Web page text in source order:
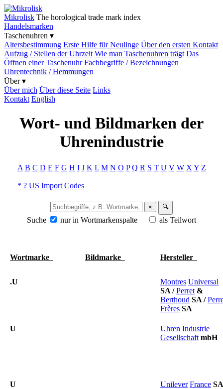
Mikrolisk The horological trade mark index
Handelsmarken
Taschenuhren ▾
Altersbestimmung Erste Hilfe für Neulinge Über den ersten Kontakt
Aufzug / Stellen der Uhrzeit Wie man Taschenuhren trägt Das
Öffnen einer Taschenuhr Fachbegriffe / Bezeichnungen
Uhrentechnik / Hemmungen
Über ▾
Über mich Über diese Seite Links
Kontakt English
Wort- und Bildmarken der
Uhrenindustrie
A B C D E F G H I J K L M N O P Q R S T U V W X Y Z
* ? US Import Codes
× 🔍
Suche nur in Wortmarkenspalte als Teilwort
Wortmarke Bildmarke Hersteller
.U Montres Universal
SA /Perret &
Berthoud SA /
Frères SA
U Uhren Industrie
Gesellschaft mbH
U Unilever France SA